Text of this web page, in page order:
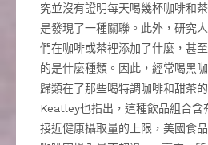
究並沒有證明每天喝幾杯咖啡和
是發現了一種關聯。此外，研究
們在咖啡或茶裡添加了什麼，甚
的是什麼種類。因此，經常喝黑
歸類在了那些喝特調咖啡和甜茶
Keatley也指出，這種飲品組合含
接近健康攝取量的上限，美國食